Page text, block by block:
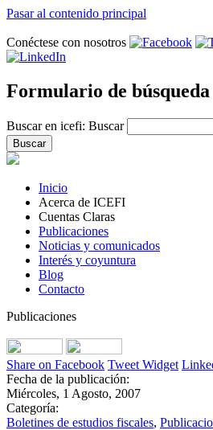
Pasar al contenido principal
Conéctese con nosotros
Formulario de búsqueda
Buscar en icefi: Buscar
Inicio
Acerca de ICEFI
Cuentas Claras
Publicaciones
Noticias y comunicados
Interés y coyuntura
Blog
Contacto
Publicaciones
Share on Facebook Tweet Widget
Fecha de la publicación:
Miércoles, 1 Agosto, 2007
Categoría:
Boletines de estudios fiscales,